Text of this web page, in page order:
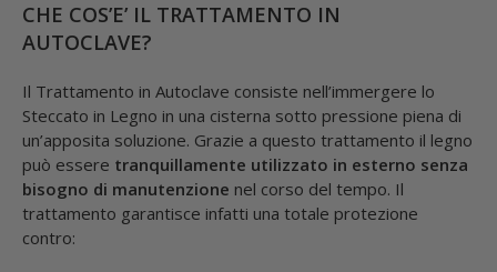
CHE COS’E’ IL TRATTAMENTO IN
AUTOCLAVE?
Il Trattamento in Autoclave consiste nell’immergere lo
Steccato in Legno in una cisterna sotto pressione piena di
un’apposita soluzione. Grazie a questo trattamento il legno
può essere tranquillamente utilizzato in esterno senza
bisogno di manutenzione nel corso del tempo. Il
trattamento garantisce infatti una totale protezione
contro: